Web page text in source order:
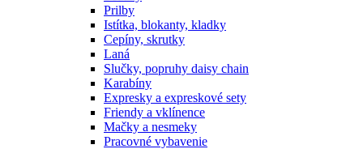
Prilby
Istítka, blokanty, kladky
Cepíny, skrutky
Laná
Slučky, popruhy daisy chain
Karabíny
Expresky a expreskové sety
Friendy a vklínence
Mačky a nesmeky
Pracovné vybavenie